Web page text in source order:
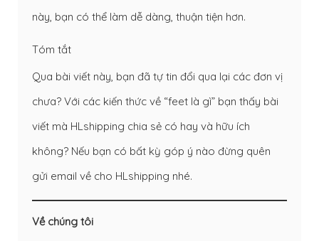
này, bạn có thể làm dễ dàng, thuận tiện hơn.
Tóm tắt
Qua bài viết này, bạn đã tự tin đổi qua lại các đơn vị
chưa? Với các kiến thức về “feet là gì” bạn thấy bài
viết mà HLshipping chia sẻ có hay và hữu ích
không? Nếu bạn có bất kỳ góp ý nào đừng quên
gửi email về cho HLshipping nhé.
Về chúng tôi